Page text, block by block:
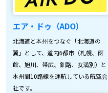
エア・ドゥ（ADO）
北海道と本州をつなぐ「北海道の
翼」として、道内6都市（札幌、函
館、旭川、帯広、釧路、女満別）と
本州間10路線を運航している航空会
社です。